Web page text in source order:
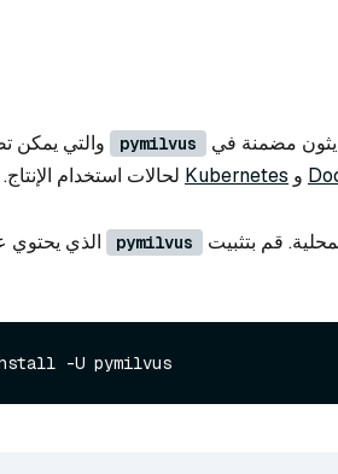
pymilvus
والتي يمكن
و Kubernetes لحالات استخدام الإنتاج.
pymilvus
الذي يحتوي